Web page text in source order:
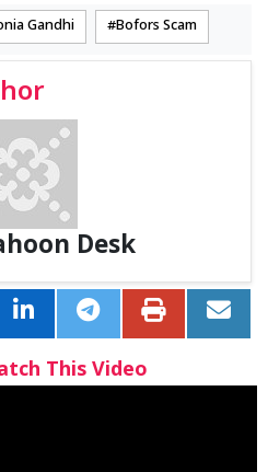
Gandhi Bofors Scam
Desk
This Video